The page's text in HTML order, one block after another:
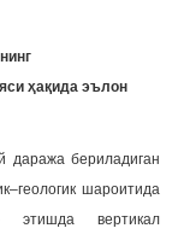
ҳақида эълон
даража бериладиган
шароитида
вертикал